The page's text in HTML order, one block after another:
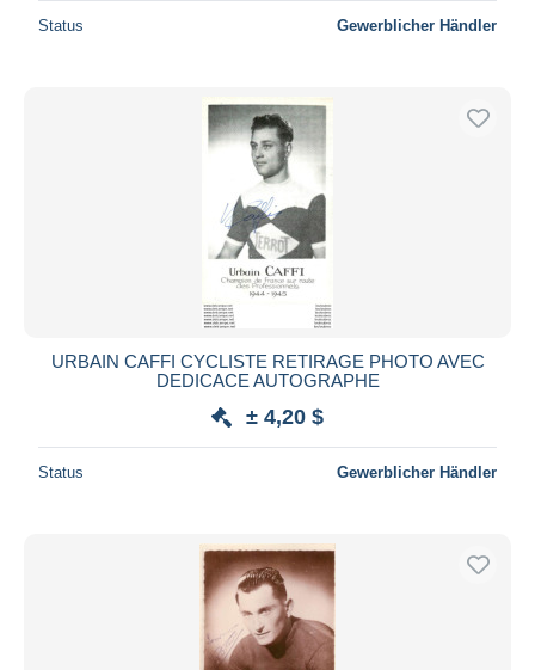
Status Gewerblicher Händler
URBAIN CAFFI CYCLISTE RETIRAGE PHOTO AVEC
DEDICACE AUTOGRAPHE
± 4,20 $
Status Gewerblicher Händler